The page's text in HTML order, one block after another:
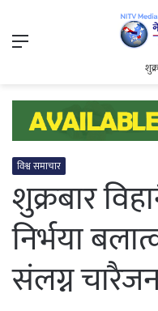
Menu
विश्व समाचार
शुक्रबार
निर्भया
संलग्न